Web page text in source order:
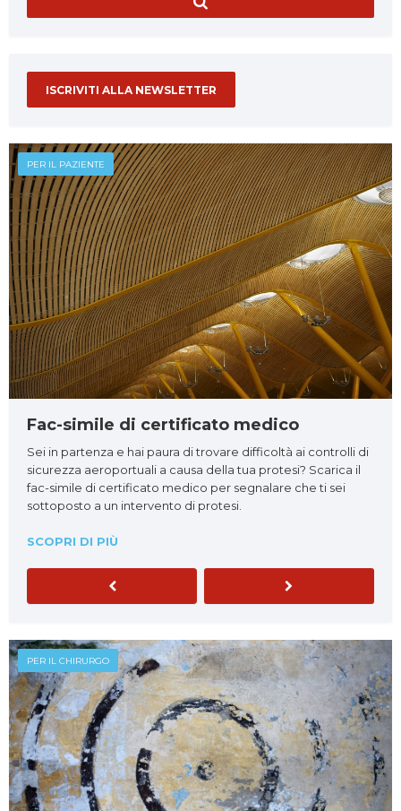
ISCRIVITI ALLA NEWSLETTER
PER IL PAZIENTE
Fac-simile di certificato medico
Sei in partenza e hai paura di trovare difficoltà ai controlli di
sicurezza aeroportuali a causa della tua protesi? Scarica il
fac-simile di certificato medico per segnalare che ti sei
sottoposto a un intervento di protesi.
SCOPRI DI PIÙ
Previous Next
PER IL CHIRURGO